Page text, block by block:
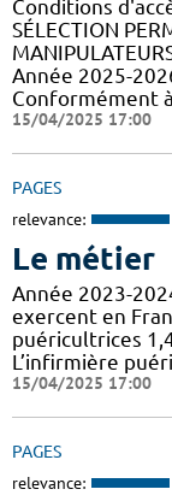
Conditions
SÉLECTION
Année 2025-
Conformément
15/04/2025 17:00
PAGES
relevance:
Le métier
Année 2023-
exercent en
puéricultrices
L’infirmière
15/04/2025 17:00
PAGES
relevance: